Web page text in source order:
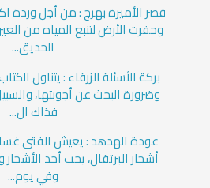
قصر الأميرة بهرج : من أجل وردة
وحفرت الأرض لتنبع المياه من
الحديق...
بركة الأسئلة الزرقاء : يتناول
وضرورة البحث عن أجوبتها،
فذاك ال...
عودة الهدهد : يعيش الفتى
أشجار البرتقال، يحب أحد
وفي يوم...